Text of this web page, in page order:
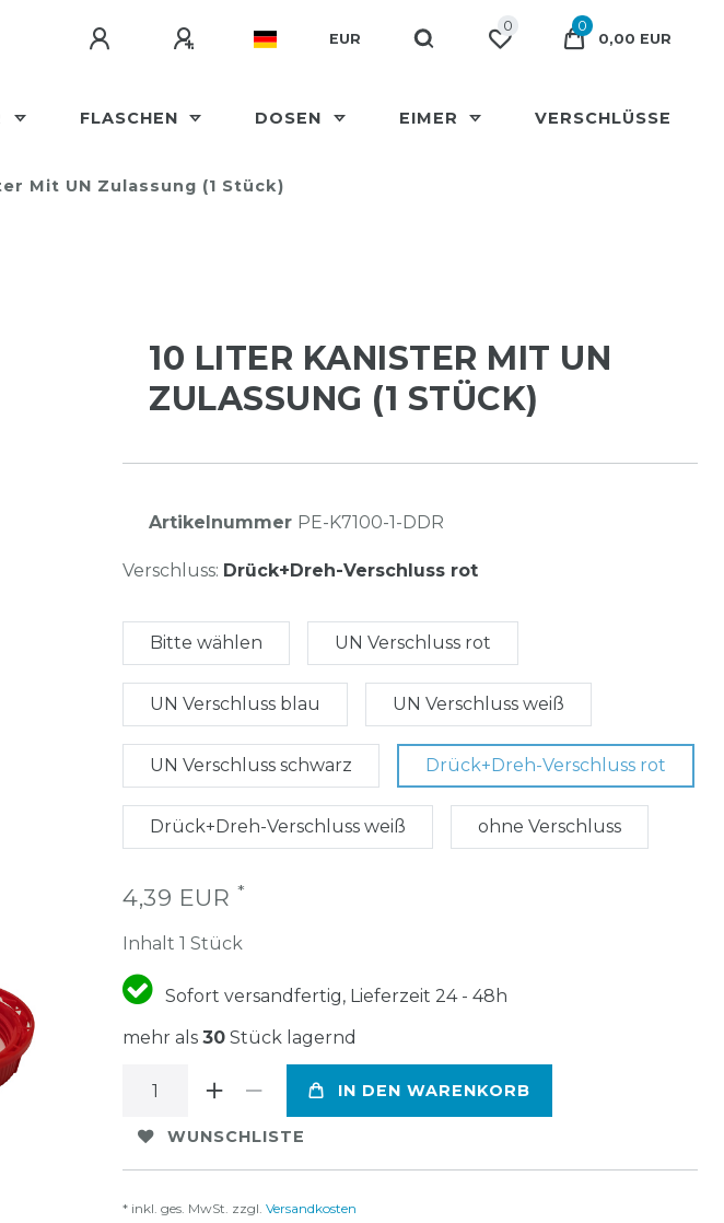
EUR
0
0
0,00 EUR
FLASCHEN DOSEN EIMER VERSCHLÜSSE
Mit UN Zulassung (1 Stück)
10 LITER KANISTER MIT UN
ZULASSUNG (1 STÜCK)
Artikelnummer PE-K7100-1-DDR
Verschluss: Drück+Dreh-Verschluss rot
Bitte wählen UN Verschluss rot
UN Verschluss blau UN Verschluss weiß
UN Verschluss schwarz Drück+Dreh-Verschluss rot
Drück+Dreh-Verschluss weiß ohne Verschluss
4,39 EUR *
Inhalt 1 Stück
Sofort versandfertig, Lieferzeit 24 - 48h
mehr als 30 Stück lagernd
IN DEN WARENKORB
WUNSCHLISTE
* inkl. ges. MwSt. zzgl. Versandkosten